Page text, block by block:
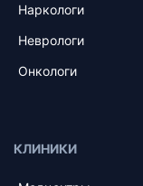
Наркологи
Неврологи
Онкологи
КЛИНИКИ